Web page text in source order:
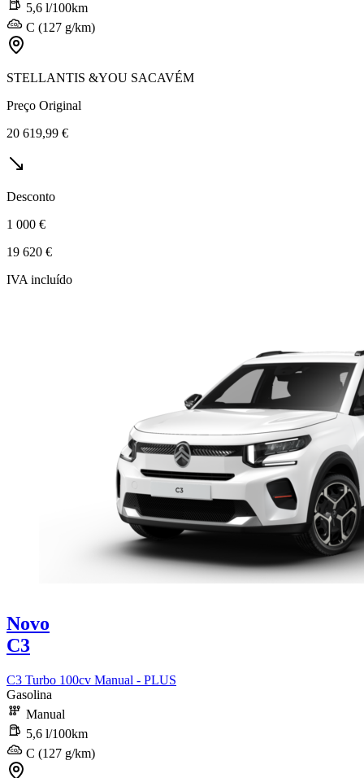
5,6 l/100km
C (127 g/km)
STELLANTIS &YOU SACAVÉM
Preço Original
20 619,99 €
Desconto
1 000 €
19 620 €
IVA incluído
Novo
C3
C3 Turbo 100cv Manual - PLUS
Gasolina
Manual
5,6 l/100km
C (127 g/km)